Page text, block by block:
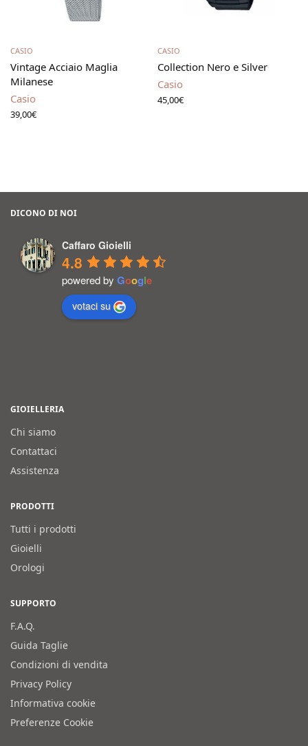
CASIO
Vintage Acciaio Maglia
Milanese
Casio
39,00€
CASIO
Collection Nero e Silver
Casio
45,00€
DICONO DI NOI
Caffaro Gioielli
4.8
powered by Google
votaci su
GIOIELLERIA
Chi siamo
Contattaci
Assistenza
PRODOTTI
Tutti i prodotti
Gioielli
Orologi
SUPPORTO
F.A.Q.
Guida Taglie
Condizioni di vendita
Privacy Policy
Informativa cookie
Preferenze Cookie